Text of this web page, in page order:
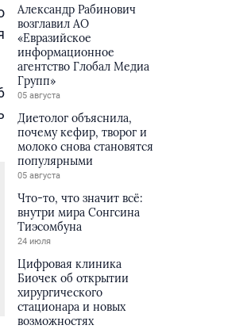
Александр Рабинович
возглавил АО
«Евразийское
информационное
агентство Глобал Медиа
Групп»
05 августа
Диетолог объяснила,
почему кефир, творог и
молоко снова становятся
популярными
05 августа
Что-то, что значит всё:
внутри мира Сонгсина
Тиэсомбуна
24 июля
Цифровая клиника
Биочек об открытии
хирургического
стационара и новых
возможностях